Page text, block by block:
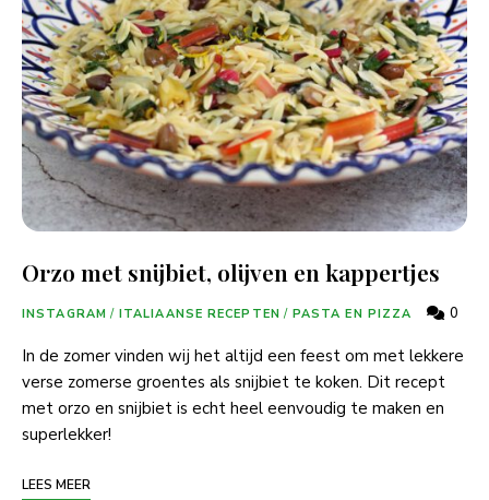
Orzo met snijbiet, olijven en kappertjes
INSTAGRAM / ITALIAANSE RECEPTEN / PASTA EN PIZZA 0
In de zomer vinden wij het altijd een feest om met lekkere
verse zomerse groentes als snijbiet te koken. Dit recept
met orzo en snijbiet is echt heel eenvoudig te maken en
superlekker!
LEES MEER